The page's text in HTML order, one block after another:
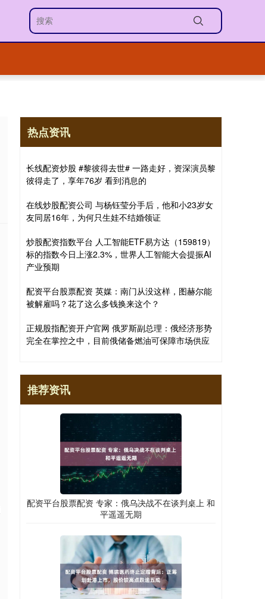
热点资讯
长线配资炒股 #黎彼得去世# 一路走好，资深演员黎
彼得走了，享年76岁 看到消息的
在线炒股配资公司 与杨钰莹分手后，他和小23岁女
友同居16年，为何只生娃不结婚领证
炒股配资指数平台 人工智能ETF易方达（159819）
标的指数今日上涨2.3%，世界人工智能大会提振AI
产业预期
配资平台股票配资 英媒：南门从没这样，图赫尔能
被解雇吗？花了这么多钱换来这个？
正规股指配资开户官网 俄罗斯副总理：俄经济形势
完全在掌控之中，目前俄储备燃油可保障市场供应
推荐资讯
配资平台股票配资 专家：俄乌决战不在谈判桌上 和
平遥遥无期